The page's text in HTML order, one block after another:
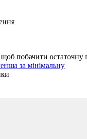
щоб побачити остаточну
за мінімальну